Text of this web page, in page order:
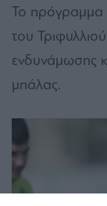
Το πρόγραμμα
του
ενδυνάμωσης
μπάλας.